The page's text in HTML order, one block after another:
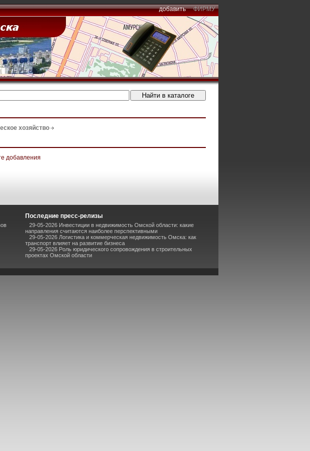
добавить ФИРМУ
хозяйство
добавления
Последние пресс-релизы
29-05-2026 Инвестиции в недвижимость Омской области: какие
направления считаются наиболее перспективными
29-05-2026 Логистика и коммерческая недвижимость Омска: как
транспорт влияет на развитие бизнеса
29-05-2026 Роль юридического сопровождения в строительных
проектах Омской области